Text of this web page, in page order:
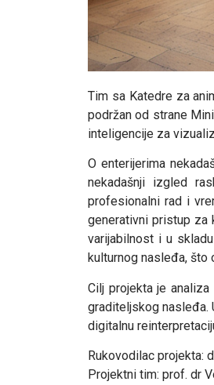
Tim sa Katedre za
podržan od strane
inteligencije za
O enterijerima
nekadašnji izgled
profesionalni rad i
generativni pristup za
varijabilnost i u
kulturnog nasleđa, što
Cilj projekta je
graditeljskog nasleđa.
digitalnu
Rukovodilac projekta:
Projektni tim: prof. dr